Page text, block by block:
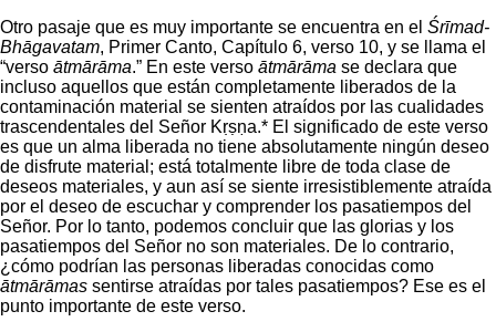
Otro pasaje que es muy importante se encuentra en el Śrīmad-
Bhāgavatam, Primer Canto, Capítulo 6, verso 10, y se llama el
“verso ātmārāma.” En este verso ātmārāma se declara que
incluso aquellos que están completamente liberados de la
contaminación material se sienten atraídos por las cualidades
trascendentales del Señor Kṛṣṇa.* El significado de este verso
es que un alma liberada no tiene absolutamente ningún deseo
de disfrute material; está totalmente libre de toda clase de
deseos materiales, y aun así se siente irresistiblemente atraída
por el deseo de escuchar y comprender los pasatiempos del
Señor. Por lo tanto, podemos concluir que las glorias y los
pasatiempos del Señor no son materiales. De lo contrario,
¿cómo podrían las personas liberadas conocidas como
ātmārāmas sentirse atraídas por tales pasatiempos? Ese es el
punto importante de este verso.